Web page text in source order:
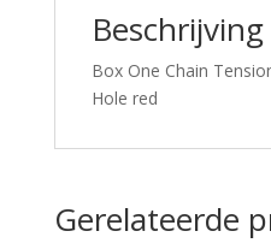
Beschrijving
Box One Chain
Hole red
Gerelateerde